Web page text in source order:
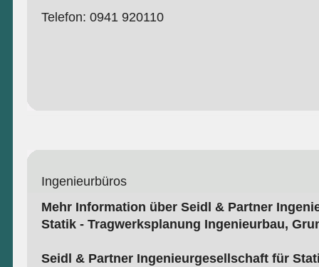
Telefon: 0941 920110
Ingenieurbüros
Mehr Information über Seidl & Partner
Statik - Tragwerksplanung Ingenieurbau,
Seidl & Partner Ingenieurgesellschaft für